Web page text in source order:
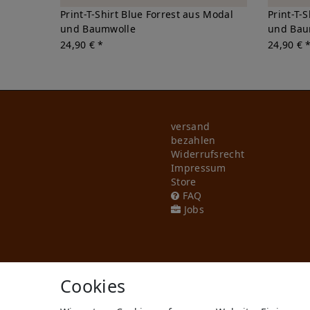
Print-T-Shirt Blue Forrest aus Modal
und Baumwolle
24,90 € *
Print-T-
und
24,90 € *
versand
bezahlen
Widerrufs­recht
Impressum
Store
FAQ
Jobs
Cookies